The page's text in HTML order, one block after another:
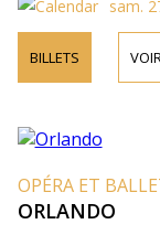
sam.
BILLETS
OPÉRA ET
ORLANDO